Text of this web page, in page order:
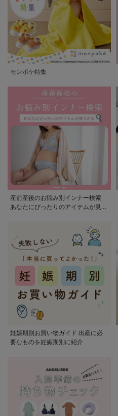
モンポケ特集
産前産後のお悩み別インナー検索
あなたにぴったりのアイテムが見つ
妊娠期別お買い物ガイド 出産に必
要なものを妊娠期別に紹介